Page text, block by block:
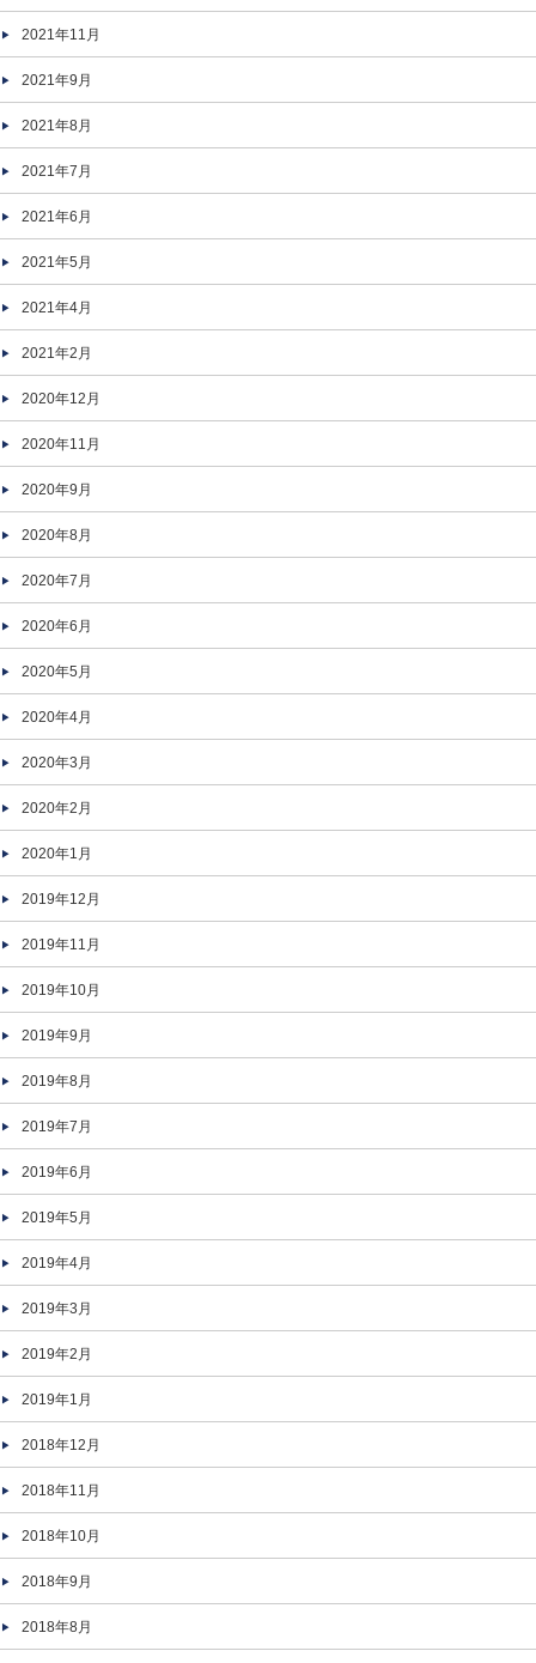
2021年11月
2021年9月
2021年8月
2021年7月
2021年6月
2021年5月
2021年4月
2021年2月
2020年12月
2020年11月
2020年9月
2020年8月
2020年7月
2020年6月
2020年5月
2020年4月
2020年3月
2020年2月
2020年1月
2019年12月
2019年11月
2019年10月
2019年9月
2019年8月
2019年7月
2019年6月
2019年5月
2019年4月
2019年3月
2019年2月
2019年1月
2018年12月
2018年11月
2018年10月
2018年9月
2018年8月